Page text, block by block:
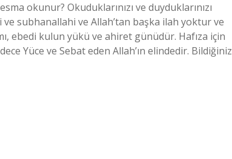
okunur? Okuduklarınızı ve duyduklarınızı
ve subhanallahi ve Allah’tan başka ilah yoktur ve
ebedi kulun yükü ve ahiret günüdür. Hafıza için
Yüce ve Sebat eden Allah’ın elindedir. Bildiğiniz